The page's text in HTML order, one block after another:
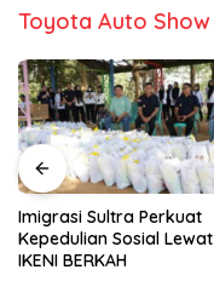
Toyota Auto Show
Imigrasi Sultra Perkuat
Kepedulian Sosial Lewat
IKENI BERKAH